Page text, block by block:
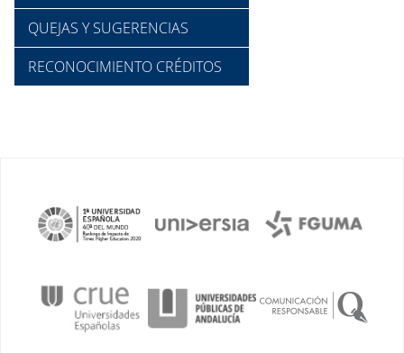
QUEJAS Y SUGERENCIAS
RECONOCIMIENTO CRÉDITOS